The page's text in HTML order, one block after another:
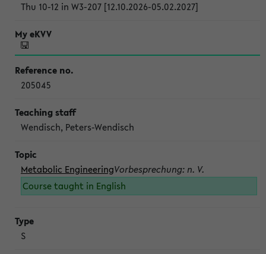
Thu 10-12 in W3-207 [12.10.2026-05.02.2027]
205045
Wendisch, Peters-Wendisch
Metabolic EngineeringVorbesprechung: n. V.
Course taught in English
S